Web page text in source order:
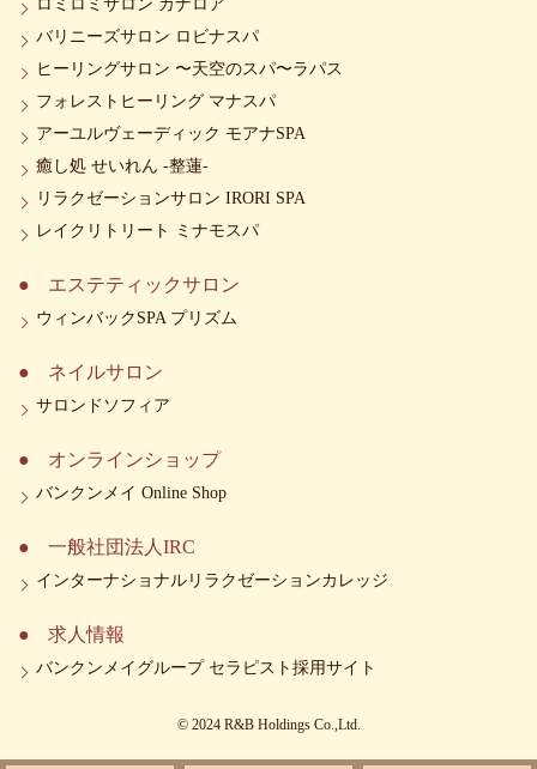
ロミロミサロン カナロア
バリニーズサロン ロビナスパ
ヒーリングサロン 〜天空のスパ〜ラパス
フォレストヒーリング マナスパ
アーユルヴェーディック モアナSPA
癒し処 せいれん -整蓮-
リラクゼーションサロン IRORI SPA
レイクリトリート ミナモスパ
エステティックサロン
ウィンバックSPA プリズム
ネイルサロン
サロンドソフィア
オンラインショップ
バンクンメイ Online Shop
一般社団法人IRC
インターナショナルリラクゼーションカレッジ
求人情報
バンクンメイグループ セラピスト採用サイト
© 2024 R&B Holdings Co.,Ltd.